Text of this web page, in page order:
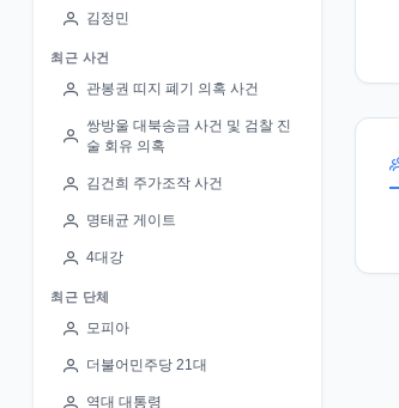
김정민
최근 사건
관봉권 띠지 폐기 의혹 사건
쌍방울 대북송금 사건 및 검찰 진
술 회유 의혹
김건희 주가조작 사건
명태균 게이트
4대강
최근 단체
모피아
더불어민주당 21대
역대 대통령